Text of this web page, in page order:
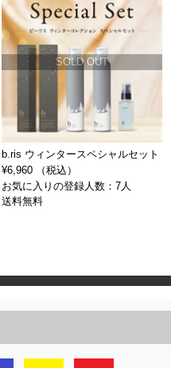
SOLD OUT
b.ris ウィンタースペシャルセット
¥6,960 （税込）
お気に入りの登録人数：7人
送料無料